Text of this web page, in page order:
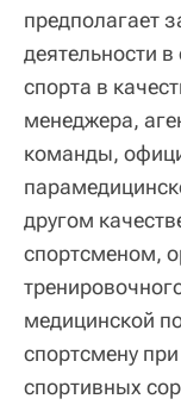
предполагает
деятельности
спорта в
менеджера,
команды,
другом
спортсменом,
медицинской
спортсмену
спортивных